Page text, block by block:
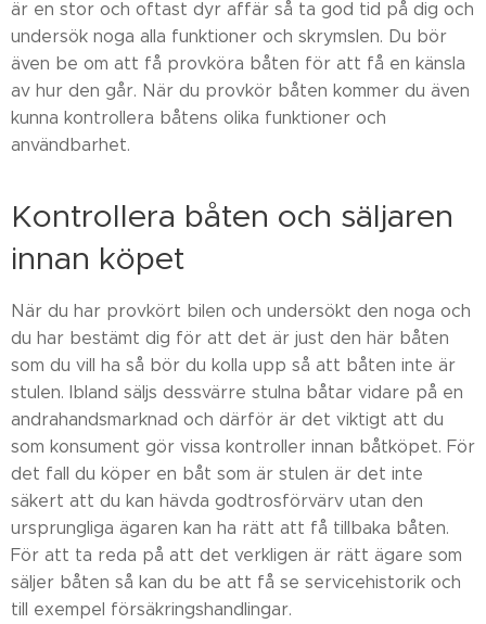
är en stor och oftast dyr affär så ta god tid på dig och
undersök noga alla funktioner och skrymslen. Du bör
även be om att få provköra båten för att få en känsla
av hur den går. När du provkör båten kommer du även
kunna kontrollera båtens olika funktioner och
användbarhet.
Kontrollera båten och säljaren
innan köpet
När du har provkört bilen och undersökt den noga och
du har bestämt dig för att det är just den här båten
som du vill ha så bör du kolla upp så att båten inte är
stulen. Ibland säljs dessvärre stulna båtar vidare på en
andrahandsmarknad och därför är det viktigt att du
som konsument gör vissa kontroller innan båtköpet. För
det fall du köper en båt som är stulen är det inte
säkert att du kan hävda godtrosförvärv utan den
ursprungliga ägaren kan ha rätt att få tillbaka båten.
För att ta reda på att det verkligen är rätt ägare som
säljer båten så kan du be att få se servicehistorik och
till exempel försäkringshandlingar.